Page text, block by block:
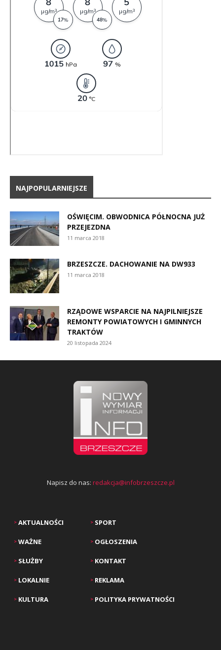
NAJPOPULARNIEJSZE
OŚWIĘCIM. OBWODNICA PÓŁNOCNA JUŻ
PRZEJEZDNA
11 marca 2018
BRZESZCZE. DACHOWANIE NA DW933
11 marca 2018
RZĄDOWE WSPARCIE NA NAJPILNIEJSZE
REMONTY POWIATOWYCH I GMINNYCH
TRAKTÓW
20 listopada 2024
Napisz do nas: redakcja@infobrzeszcze.pl
> AKTUALNOŚCI
> WAŻNE
> SŁUŻBY
> LOKALNIE
> KULTURA
> SPORT
> OGŁOSZENIA
> KONTAKT
> REKLAMA
> POLITYKA PRYWATNOŚCI